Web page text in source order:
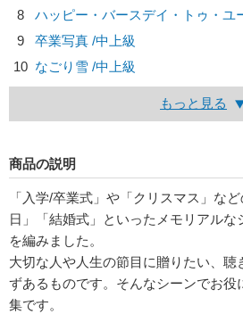
8
ハッピー・バースデイ・トゥ・ユ
9
卒業写真 /中上級
10 なごり雪 /中上級
もっと見る
商品の説明
「入学/卒業式」や「クリスマス」な
日」「結婚式」といったメモリアルな
を編みました。
大切な人や人生の節目に贈りたい、聴
ずあるものです。そんなシーンでお役
集です。